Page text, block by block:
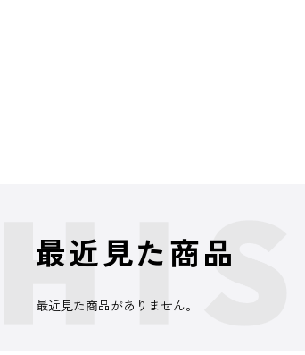
最近見た商品
最近見た商品がありません。